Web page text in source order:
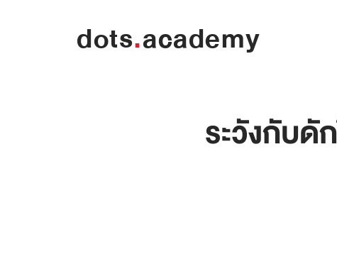
dots.academy
ระวังกับดั